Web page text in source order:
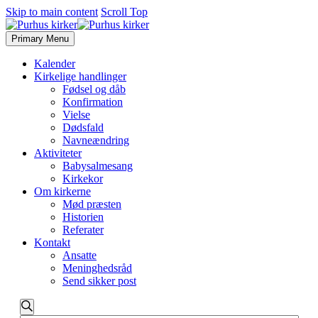
Skip to main content Scroll Top
Primary Menu
Kalender
Kirkelige handlinger
Fødsel og dåb
Konfirmation
Vielse
Dødsfald
Navneændring
Aktiviteter
Babysalmesang
Kirkekor
Om kirkerne
Mød præsten
Historien
Referater
Kontakt
Ansatte
Meninghedsråd
Send sikker post
Begivenheder
Begivenheder